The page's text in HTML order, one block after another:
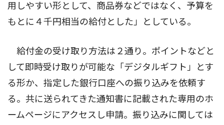
用しやすい形として、商品券などではなく、予算を
もとに４千円相当の給付とした」としている。
給付金の受け取り方法は２通り。ポイントなどと
して即時受け取りが可能な「デジタルギフト」とす
る形か、指定した銀行口座への振り込みを依頼す
る。共に送られてきた通知書に記載された専用のホ
ームページにアクセスし申請。振り込みに関しては